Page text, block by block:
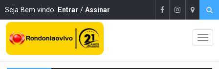
Seja Bem vindo. Entrar / Assinar